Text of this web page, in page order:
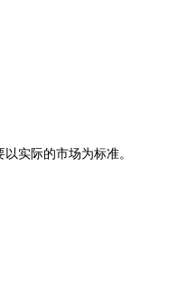
实际的市场为标准。